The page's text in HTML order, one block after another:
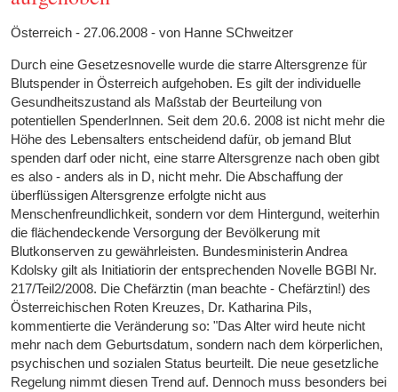
Österreich - 27.06.2008 - von Hanne SChweitzer
Durch eine Gesetzesnovelle wurde die starre Altersgrenze für
Blutspender in Österreich aufgehoben. Es gilt der individuelle
Gesundheitszustand als Maßstab der Beurteilung von
potentiellen SpenderInnen. Seit dem 20.6. 2008 ist nicht mehr die
Höhe des Lebensalters entscheidend dafür, ob jemand Blut
spenden darf oder nicht, eine starre Altersgrenze nach oben gibt
es also - anders als in D, nicht mehr. Die Abschaffung der
überflüssigen Altersgrenze erfolgte nicht aus
Menschenfreundlichkeit, sondern vor dem Hintergund, weiterhin
die flächendeckende Versorgung der Bevölkerung mit
Blutkonserven zu gewährleisten. Bundesministerin Andrea
Kdolsky gilt als Initiatiorin der entsprechenden Novelle BGBl Nr.
217/Teil2/2008. Die Chefärztin (man beachte - Chefärztin!) des
Österreichischen Roten Kreuzes, Dr. Katharina Pils,
kommentierte die Veränderung so: "Das Alter wird heute nicht
mehr nach dem Geburtsdatum, sondern nach dem körperlichen,
psychischen und sozialen Status beurteilt. Die neue gesetzliche
Regelung nimmt diesen Trend auf. Dennoch muss besonders bei